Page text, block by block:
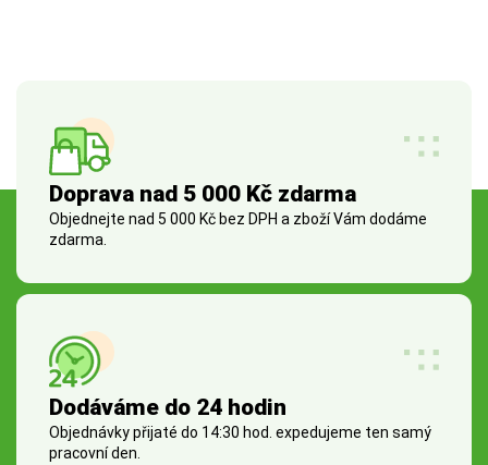
Doprava nad 5 000 Kč zdarma
Objednejte nad 5 000 Kč bez DPH a zboží Vám dodáme
zdarma.
Dodáváme do 24 hodin
Objednávky přijaté do 14:30 hod. expedujeme ten samý
pracovní den.